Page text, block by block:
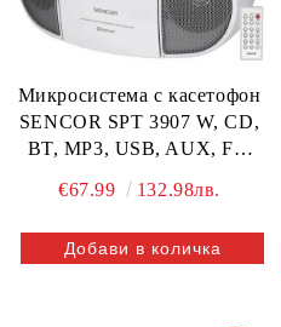
Микросистема с касетофон
SENCOR SPT 3907 W, CD,
BT, MP3, USB, AUX, FM
€67.99 132.98лв.